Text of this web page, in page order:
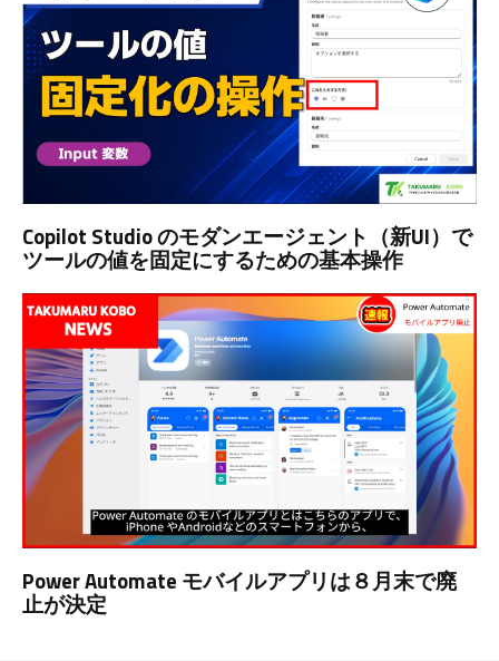
Copilot Studio のモダンエージェント（新UI）で
ツールの値を固定にするための基本操作
Power Automate モバイルアプリは８月末で廃
止が決定